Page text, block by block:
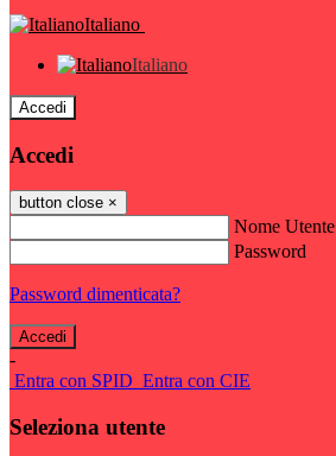
Italiano
Italiano
Accedi
Accedi
button close ×
Nome Utente
Password
Password dimenticata?
-
Entra con SPID Entra con CIE
Seleziona utente